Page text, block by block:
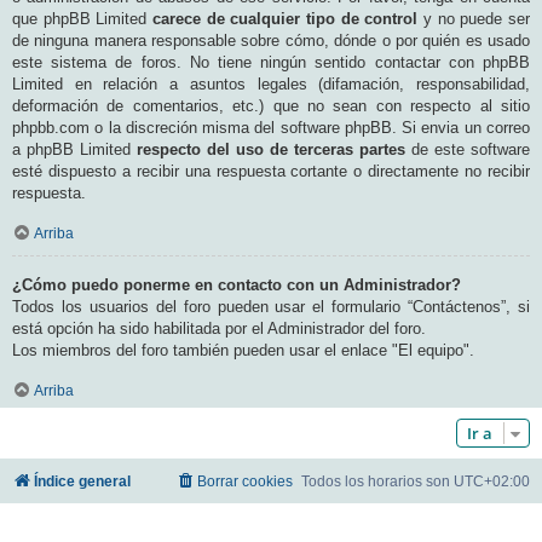
que phpBB Limited carece de cualquier tipo de control y no puede ser
de ninguna manera responsable sobre cómo, dónde o por quién es usado
este sistema de foros. No tiene ningún sentido contactar con phpBB
Limited en relación a asuntos legales (difamación, responsabilidad,
deformación de comentarios, etc.) que no sean con respecto al sitio
phpbb.com o la discreción misma del software phpBB. Si envia un correo
a phpBB Limited respecto del uso de terceras partes de este software
esté dispuesto a recibir una respuesta cortante o directamente no recibir
respuesta.
Arriba
¿Cómo puedo ponerme en contacto con un Administrador?
Todos los usuarios del foro pueden usar el formulario “Contáctenos”, si
está opción ha sido habilitada por el Administrador del foro.
Los miembros del foro también pueden usar el enlace "El equipo".
Arriba
Ir a
Índice general Todos los horarios son UTC+02:00
Borrar cookies